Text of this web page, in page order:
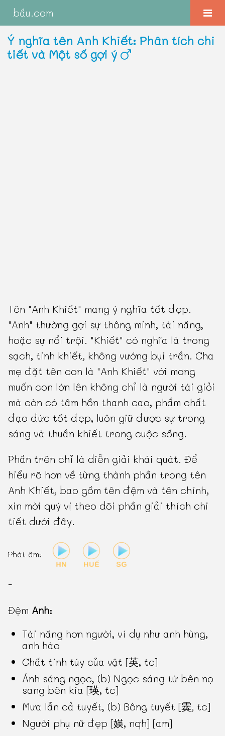
bầu.com
Ý nghĩa tên Anh Khiết: Phân tích chi
tiết và Một số gợi ý
Tên "Anh Khiết" mang ý nghĩa tốt đẹp.
"Anh" thường gợi sự thông minh, tài năng,
hoặc sự nổi trội. "Khiết" có nghĩa là trong
sạch, tinh khiết, không vướng bụi trần. Cha
mẹ đặt tên con là "Anh Khiết" với mong
muốn con lớn lên không chỉ là người tài giỏi
mà còn có tâm hồn thanh cao, phẩm chất
đạo đức tốt đẹp, luôn giữ được sự trong
sáng và thuần khiết trong cuộc sống.
Phần trên chỉ là diễn giải khái quát. Để
hiểu rõ hơn về từng thành phần trong tên
Anh Khiết, bao gồm tên đệm và tên chính,
xin mời quý vị theo dõi phần giải thích chi
tiết dưới đây.
Phát âm:
-
Đệm Anh:
Tài năng hơn người, ví dụ như anh hùng,
anh hào
Chất tinh túy của vật [英, tc]
Ánh sáng ngọc, (b) Ngọc sáng từ bên nọ
sang bên kia [瑛, tc]
Mưa lẫn cả tuyết, (b) Bông tuyết [霙, tc]
Người phụ nữ đẹp [媖, nqh] [am]